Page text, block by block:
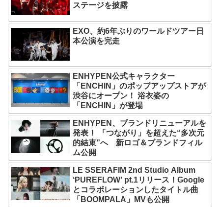
ステージを披露
EXO、約6年ぶりのワールドツアー日
本公演を完走
ENHYPEN公式キャラクター
「ENCHIN」のポップアップストアが
渋谷にオープン！ 浴衣姿の
「ENCHIN」が登場
ENHYPEN、ブランドリニューアルを
発表！ 「つながり」を超えた“多次元
的結束”へ 新ロゴ＆ブランドフィル
ム公開
LE SSERAFIM 2nd Studio Album
‘PUREFLOW’ pt.1リリース！Google
とコラボレーションしたタイトル曲
「BOOMPALA」MVも公開